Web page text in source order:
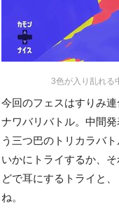
3色が入り乱れる
今回のフェスはすりみ
ナワバリバトル。中間
う三つ巴のトリカラバ
いかにトライするか、
どで耳にするトライと
ね。